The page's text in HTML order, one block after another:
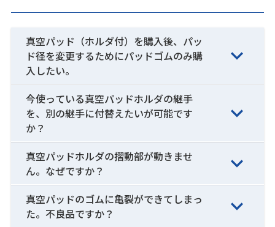
真空パッド（ホルダ付）を購入後、パッ
ド径を変更するためにパッドゴムのみ購
入したい。
今使っている真空パッドホルダの継手
を、別の継手に付替えたいが可能です
か？
真空パッドホルダの摺動部が動きませ
ん。なぜですか？
真空パッドのゴムに亀裂ができてしまっ
た。不良品ですか？